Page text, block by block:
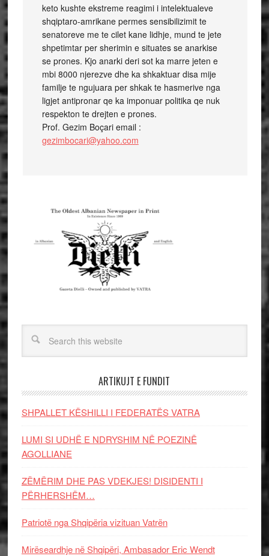
keto kushte ekstreme reagimi i intelektualeve
shqiptaro-amrikane permes sensibilizimit te
senatoreve me te cilet kane lidhje, mund te jete
shpetimtar per sherimin e situates se anarkise
se prones. Kjo anarki deri sot ka marre jeten e
mbi 8000 njerezve dhe ka shkaktuar disa mije
familje te ngujuara per shkak te hasmerive nga
ligjet antipronar qe ka imponuar politika qe nuk
respekton te drejten e prones.
Prof. Gezim Boçari email :
gezimbocari@yahoo.com
ARTIKUJT E FUNDIT
SHPALLET KËSHILLI I FEDERATËS VATRA
LUMI SI UDHË E NDRYSHIM NË POEZINË
AGOLLIANE
ZËMËRIM DHE PAS VDEKJES! DISIDENTI I
PËRHERSHËM…
Patriotë nga Shqipëria vizituan Vatrën
Mirëseardhje në Shqipëri, Ambasador Eric Wendt